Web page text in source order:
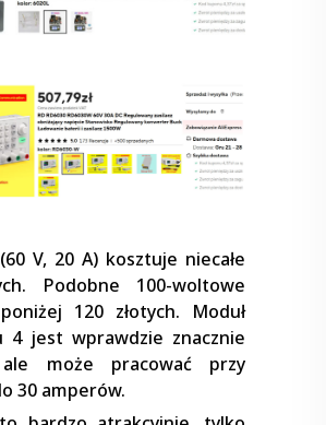
V, 20 A) kosztuje niecałe
Podobne 100-woltowe
120 złotych. Moduł
4 jest wprawdzie znacznie
ale może pracować przy
30 amperów.